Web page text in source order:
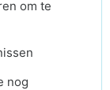
om te
nog